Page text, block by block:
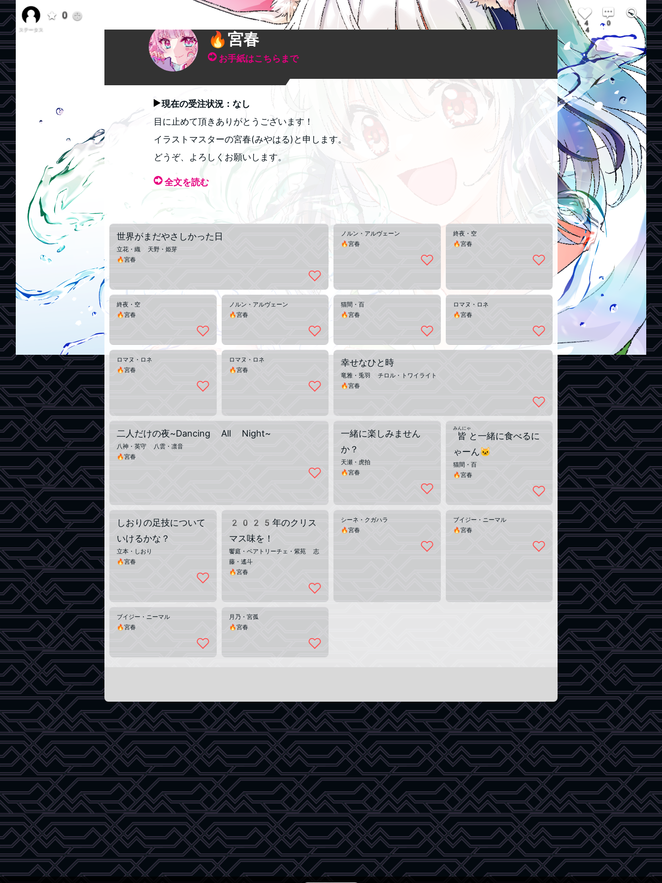
ステータス
0
14
4
0
🔥宮春
お手紙はこちらまで
現在の受注状況：なし
目に止めて頂きありがとうございます！
イラストマスターの宮春(みやはる)と申します。
どうぞ、よろしくお願いします。
全文を読む
世界がまだやさしかった日
立花・織 天野・姫芽
🔥宮春
ノルン・アルヴェーン
🔥宮春
終夜・空
🔥宮春
終夜・空
🔥宮春
ノルン・アルヴェーン
🔥宮春
猫間・百
🔥宮春
ロマヌ・ロネ
🔥宮春
ロマヌ・ロネ
🔥宮春
ロマヌ・ロネ
🔥宮春
幸せなひと時
竜雅・兎羽 チロル・トワイライト
🔥宮春
二人だけの夜~Dancing All Night~
八神・英守 八雲・凛音
🔥宮春
一緒に楽しみません
か？
天瀬・虎拍
🔥宮春
皆
みんにゃ
と一緒に食べるに
ゃーん🐱
猫間・百
🔥宮春
しおりの足技について
いけるかな？
立本・しおり
🔥宮春
2025年のクリス
マス味を！
饗庭・ベアトリーチェ・紫苑 志
藤・遙斗
🔥宮春
シーネ・クガハラ
🔥宮春
ブイジー・ニーマル
🔥宮春
ブイジー・ニーマル
🔥宮春
月乃・宮孤
🔥宮春